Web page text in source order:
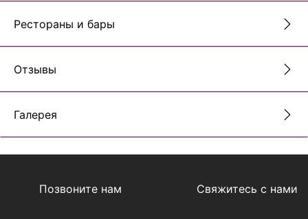
Рестораны и бары
Отзывы
Галерея
Позвоните нам Свяжитесь с нами